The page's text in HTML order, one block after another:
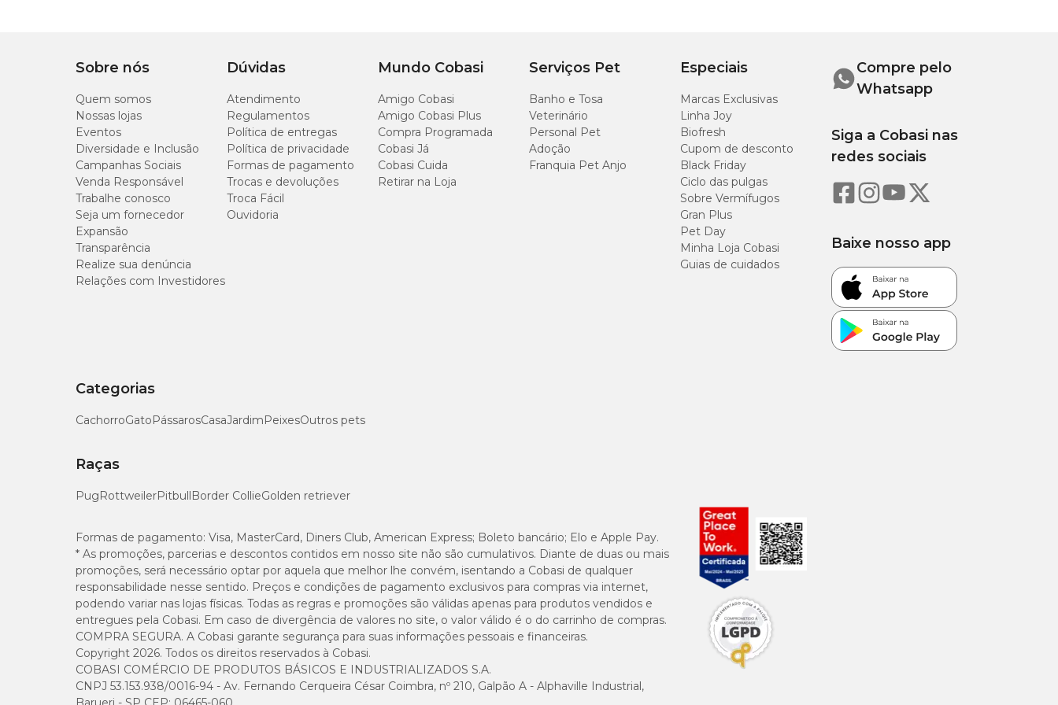
Sobre nós
Quem somos
Nossas lojas
Eventos
Diversidade e Inclusão
Campanhas Sociais
Venda Responsável
Trabalhe conosco
Seja um fornecedor
Expansão
Transparência
Realize sua denúncia
Relações com Investidores
Dúvidas
Atendimento
Regulamentos
Política de entregas
Política de privacidade
Formas de pagamento
Trocas e devoluções
Troca Fácil
Ouvidoria
Mundo Cobasi
Amigo Cobasi
Amigo Cobasi Plus
Compra Programada
Cobasi Já
Cobasi Cuida
Retirar na Loja
Serviços Pet
Banho e Tosa
Veterinário
Personal Pet
Adoção
Franquia Pet Anjo
Especiais
Marcas Exclusivas
Linha Joy
Biofresh
Cupom de desconto
Black Friday
Ciclo das pulgas
Sobre Vermífugos
Gran Plus
Pet Day
Minha Loja Cobasi
Guias de cuidados
Categorias
CachorroGatoPássarosCasaJardimPeixesOutros pets
Raças
PugRottweilerPitbullBorder CollieGolden retriever
Compre pelo
Whatsapp
Siga a Cobasi nas
redes sociais
Baixe nosso app
Formas de pagamento: Visa, MasterCard, Diners Club, American Express; Boleto bancário; Elo e Apple Pay.
* As promoções, parcerias e descontos contidos em nosso site não são cumulativos. Diante de duas ou mais
promoções, será necessário optar por aquela que melhor lhe convém, isentando a Cobasi de qualquer
responsabilidade nesse sentido. Preços e condições de pagamento exclusivos para compras via internet,
podendo variar nas lojas físicas. Todas as regras e promoções são válidas apenas para produtos vendidos e
entregues pela Cobasi. Em caso de divergência de valores no site, o valor válido é o do carrinho de compras.
COMPRA SEGURA. A Cobasi garante segurança para suas informações pessoais e financeiras.
Copyright 2026. Todos os direitos reservados à Cobasi.
COBASI COMÉRCIO DE PRODUTOS BÁSICOS E INDUSTRIALIZADOS S.A.
CNPJ 53.153.938/0016-94 - Av. Fernando Cerqueira César Coimbra, nº 210, Galpão A - Alphaville Industrial,